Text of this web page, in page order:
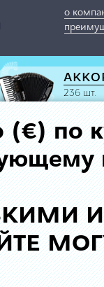
о
236 шт.
(€) по